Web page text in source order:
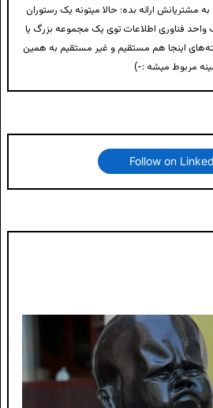
مشتریانش ارائه بده؛ حالا میتونه یک رستوران
فناوری اطلاعات توی یک مجموعه بزرگ یا
اینجا هم مستقیم و غیر مستقیم به همین
مربوط میشه :-)
Follow on